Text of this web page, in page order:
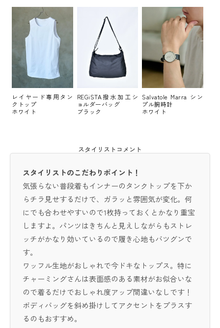
レイヤード専用タン
クトップ
ホワイト
REGiSTA撥水加工シ
ョルダーバッグ
ブラック
Salvatole Marra シン
プル腕時計
ホワイト
スタイリストコメント
スタイリストのこだわりポイント！
気張らない普段着もインナーのタンクトップを下か
らチラ見せするだけで、ガラッと雰囲気が変化。何
にでも合わせやすいので1枚持っておくとかなり重宝
しますよ。パンツはきちんと見えしながらもストレ
ッチがかなり効いているので履き心地もバツグンで
す。
ワッフル生地がおしゃれで今ドキなトップス。特に
チャーミングさんは表面感のある素材がお似合いな
ので着るだけでおしゃれ度アップ間違いなしです！
ボディバッグを斜め掛けしてアクセントをプラスす
るのもおすすめ。